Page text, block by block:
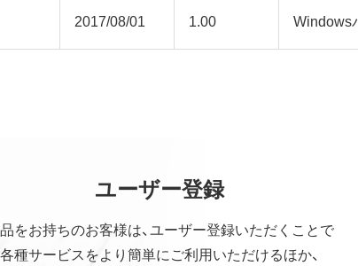
2017/08/01 1.00 Windows
ユーザー登録
をお持ちのお客様は、ユーザー登録いただくことで
各種サービスをより簡単にご利用いただけるほか、